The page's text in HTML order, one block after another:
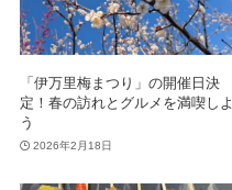
「伊万里梅まつり」の開催日決
定！春の訪れとグルメを満喫しよ
う
2026年2月18日